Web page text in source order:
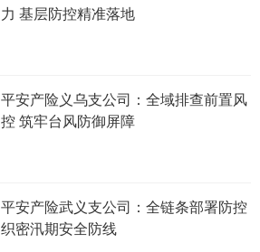
力 基层防控精准落地
平安产险义乌支公司：全域排查前置风
控 筑牢台风防御屏障
平安产险武义支公司：全链条部署防控
织密汛期安全防线